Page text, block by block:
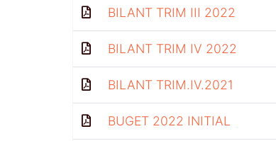
BILANT TRIM III 2022
BILANT TRIM IV 2022
BILANT TRIM.IV.2021
BUGET 2022 INITIAL